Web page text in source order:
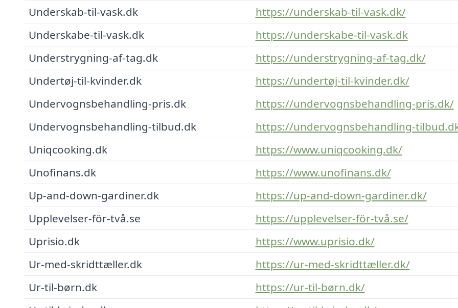
Underskab-til-vask.dk
https://underskab-til-vask.dk/
Underskabe-til-vask.dk
https://underskabe-til-vask.dk
Understrygning-af-tag.dk
https://understrygning-af-tag.dk/
Undertøj-til-kvinder.dk
https://undertøj-til-kvinder.dk/
Undervognsbehandling-pris.dk
https://undervognsbehandling-pris.dk/
Undervognsbehandling-tilbud.dk
https://undervognsbehandling-
Uniqcooking.dk
https://www.uniqcooking.dk/
Unofinans.dk
https://www.unofinans.dk/
Up-and-down-gardiner.dk
https://up-and-down-gardiner.dk/
Upplevelser-för-två.se
https://upplevelser-för-två.se/
Uprisio.dk
https://www.uprisio.dk/
Ur-med-skridttæller.dk
https://ur-med-skridttæller.dk/
Ur-til-børn.dk
https://ur-til-børn.dk/